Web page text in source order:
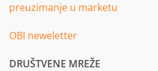
preuzimanje u marketu
OBI neweletter
DRUŠTVENE MREŽE